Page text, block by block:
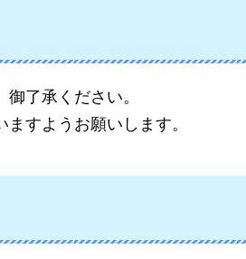
了承ください。
すようお願いします。